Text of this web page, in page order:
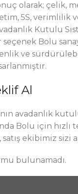
olarak; çelik,
5S, verimlilik
Kutulu
Bolu
ve
Al
avadanlık
Bolu için hızlı
ekibimiz sizi
bulunamadı.